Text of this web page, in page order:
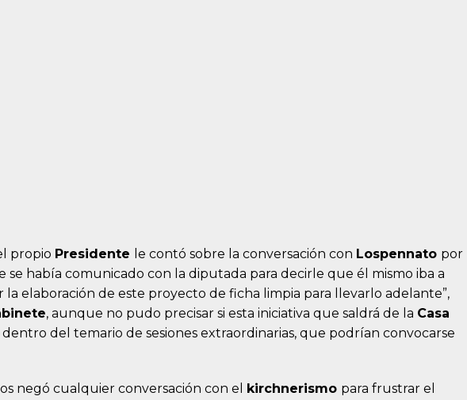
propio Presidente le contó sobre la conversación con Lospennato por
se había comunicado con la diputada para decirle que él mismo iba a
elaboración de este proyecto de ficha limpia para llevarlo adelante”,
, aunque no pudo precisar si esta iniciativa que saldrá de la Casa
del temario de sesiones extraordinarias, que podrían convocarse
negó cualquier conversación con el kirchnerismo para frustrar el